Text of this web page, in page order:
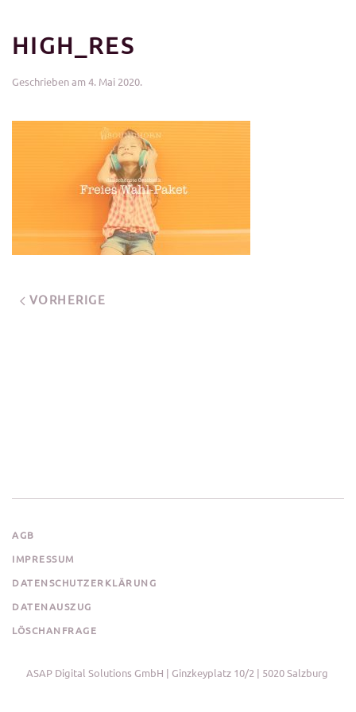
HIGH_RES
Geschrieben am 4. Mai 2020.
VORHERIGE
AGB
IMPRESSUM
DATENSCHUTZERKLÄRUNG
DATENAUSZUG
LÖSCHANFRAGE
ASAP Digital Solutions GmbH | Ginzkeyplatz 10/2 | 5020 Salzburg